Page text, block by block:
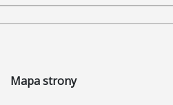
Mapa strony